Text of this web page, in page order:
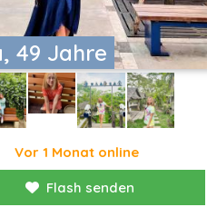
49 Jahre
Vor 1 Monat online
Flash senden